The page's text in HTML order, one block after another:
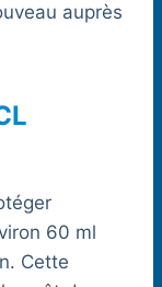
auprès
60 ml
Cette